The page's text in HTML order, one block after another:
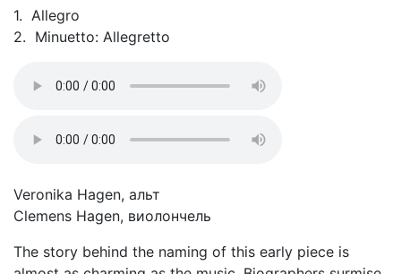
1. Allegro
2. Minuetto: Allegretto
Veronika Hagen, альт
Clemens Hagen, виолончель
The story behind the naming of this early piece is